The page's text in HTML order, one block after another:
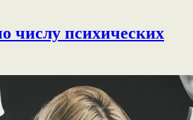
числу психических